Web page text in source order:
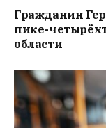
Гражданин
пике-
области